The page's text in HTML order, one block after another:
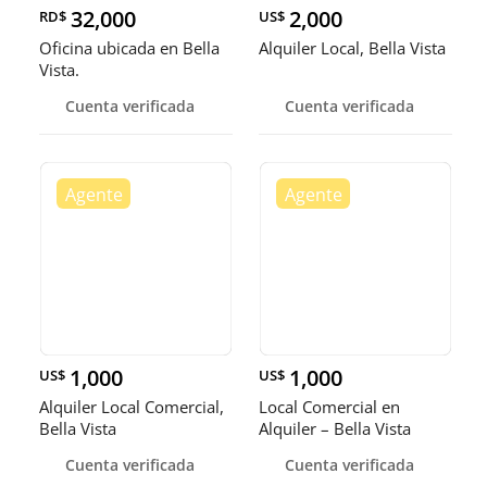
RD$ 32,000
Oficina ubicada en Bella
Vista.
Cuenta verificada
US$ 2,000
Alquiler Local, Bella Vista
Cuenta verificada
US$ 1,000
Alquiler Local Comercial,
Bella Vista
Cuenta verificada
US$ 1,000
Local Comercial en
Alquiler – Bella Vista
Cuenta verificada